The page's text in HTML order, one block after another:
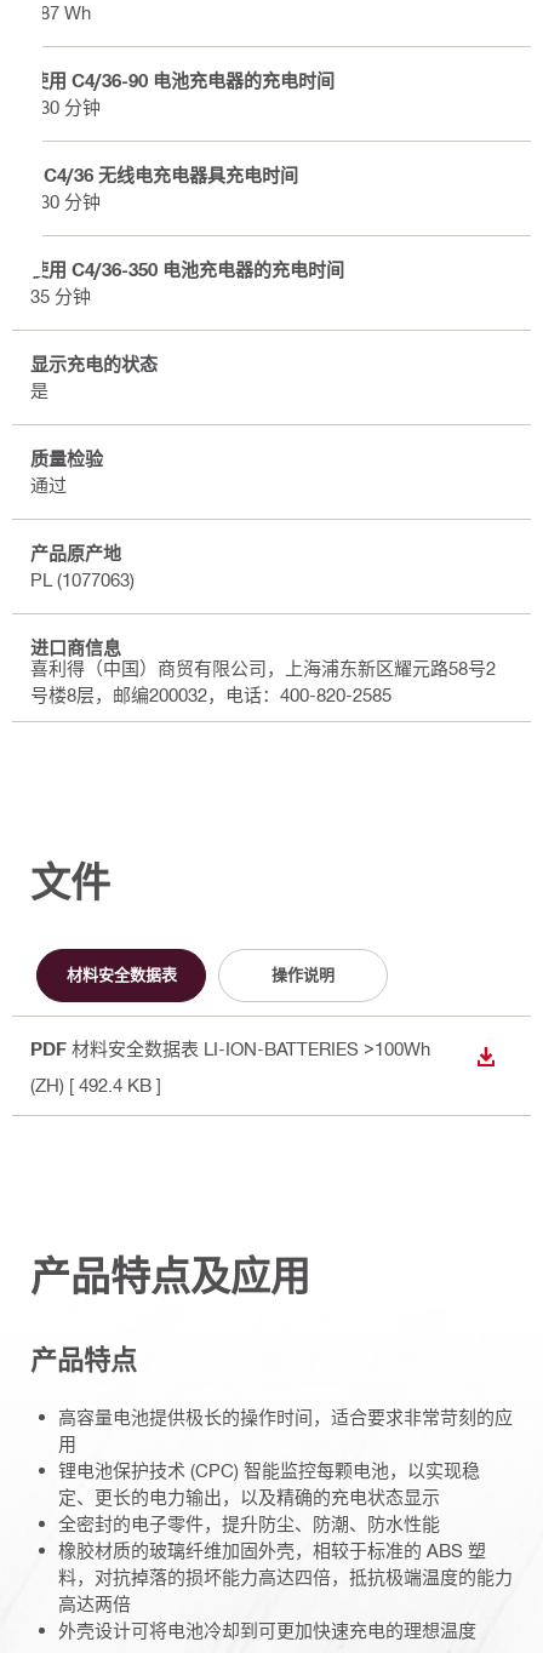
187 Wh
使用 C4/36-90 电池充电器的充电时间
130 分钟
RC4/36 无线电充电器具充电时间
130 分钟
使用 C4/36-350 电池充电器的充电时间
35 分钟
显示充电的状态
是
质量检验
通过
产品原产地
PL (1077063)
进口商信息
喜利得（中国）商贸有限公司，上海浦东新区耀元路58号2
号楼8层，邮编200032，电话：400-820-2585
文件
材料安全数据表 操作说明
PDF 材料安全数据表 LI-ION-BATTERIES >100Wh
(ZH) [ 492.4 KB ]
下载
产品特点及应用
产品特点
高容量电池提供极长的操作时间，适合要求非常苛刻的应
用
锂电池保护技术 (CPC) 智能监控每颗电池，以实现稳
定、更长的电力输出，以及精确的充电状态显示
全密封的电子零件，提升防尘、防潮、防水性能
橡胶材质的玻璃纤维加固外壳，相较于标准的 ABS 塑
料，对抗掉落的损坏能力高达四倍，抵抗极端温度的能力
高达两倍
外壳设计可将电池冷却到可更加快速充电的理想温度